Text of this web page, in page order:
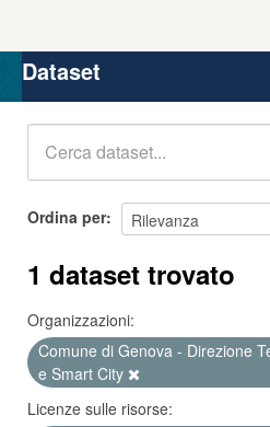
Organizzazioni
Gruppi
Dataset
Ordina per
1 dataset trovato
Organizzazioni:
Comune di Genova - Direzione
e Smart City
Licenze sulle risorse: